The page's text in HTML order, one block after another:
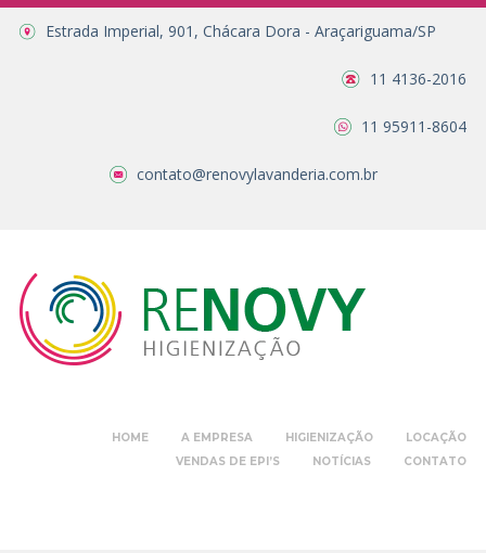
Estrada Imperial, 901, Chácara Dora - Araçariguama/SP
11 4136-2016
11 95911-8604
contato@renovylavanderia.com.br
HOME A EMPRESA HIGIENIZAÇÃO
LOCAÇÃO
VENDAS DE EPI’S
NOTÍCIAS CONTATO